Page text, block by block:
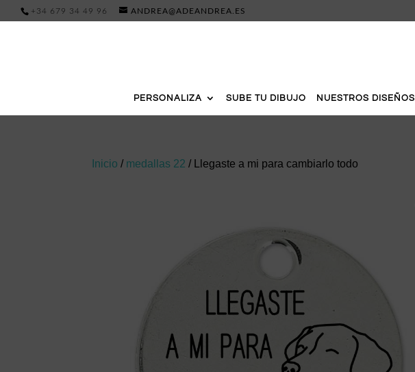
+34 679 34 49 96 ANDREA@ADEANDREA.ES
PERSONALIZA SUBE TU DIBUJO NUESTROS DISEÑOS
Inicio / medallas 22 / Llegaste a mi para cambiarlo todo